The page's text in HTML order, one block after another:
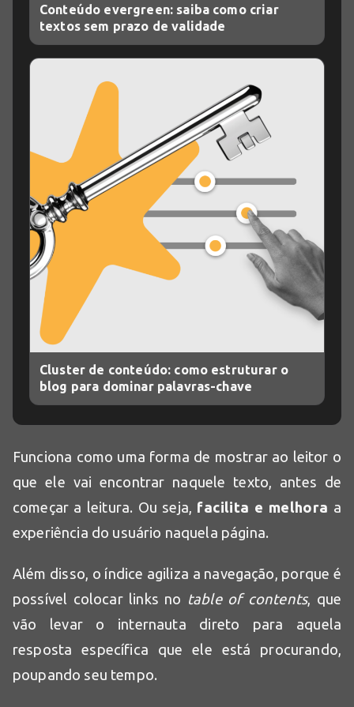
Conteúdo evergreen: saiba como criar
textos sem prazo de validade
Cluster de conteúdo: como estruturar o
blog para dominar palavras-chave
Funciona como uma forma de mostrar ao leitor o
que ele vai encontrar naquele texto, antes de
começar a leitura. Ou seja, facilita e melhora a
experiência do usuário naquela página.
Além disso, o índice agiliza a navegação, porque é
possível colocar links no table of contents, que
vão levar o internauta direto para aquela
resposta específica que ele está procurando,
poupando seu tempo.